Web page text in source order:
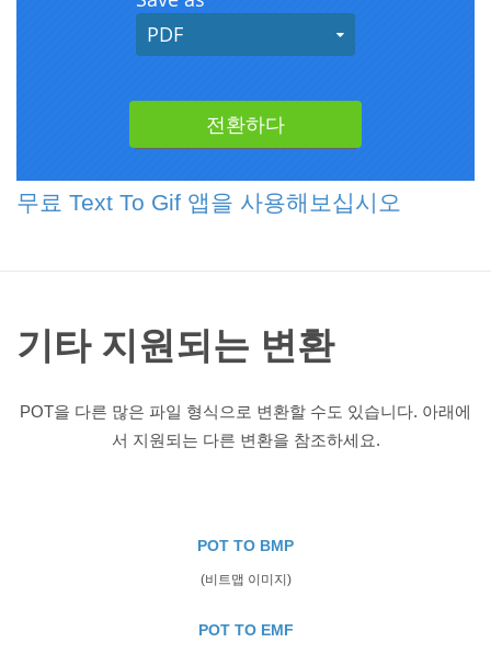
무료 Text To Gif 앱을 사용해보십시오
기타 지원되는 변환
POT을 다른 많은 파일 형식으로 변환할 수도 있습니다. 아래에
서 지원되는 다른 변환을 참조하세요.
POT TO BMP
(비트맵 이미지)
POT TO EMF